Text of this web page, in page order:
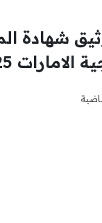
شهادة
2025